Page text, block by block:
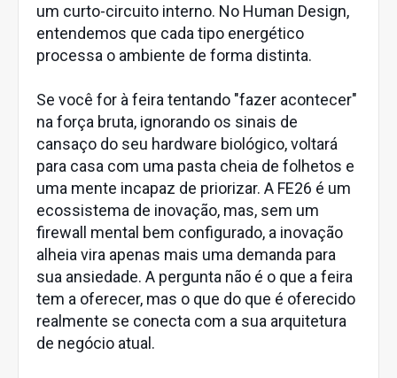
um curto-circuito interno. No Human Design,
entendemos que cada tipo energético
processa o ambiente de forma distinta.
Se você for à feira tentando "fazer acontecer"
na força bruta, ignorando os sinais de
cansaço do seu hardware biológico, voltará
para casa com uma pasta cheia de folhetos e
uma mente incapaz de priorizar. A FE26 é um
ecossistema de inovação, mas, sem um
firewall mental bem configurado, a inovação
alheia vira apenas mais uma demanda para
sua ansiedade. A pergunta não é o que a feira
tem a oferecer, mas o que do que é oferecido
realmente se conecta com a sua arquitetura
de negócio atual.